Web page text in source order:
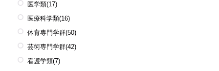
医学類(17)
医療科学類(16)
体育専門学群(50)
芸術専門学群(42)
看護学類(7)